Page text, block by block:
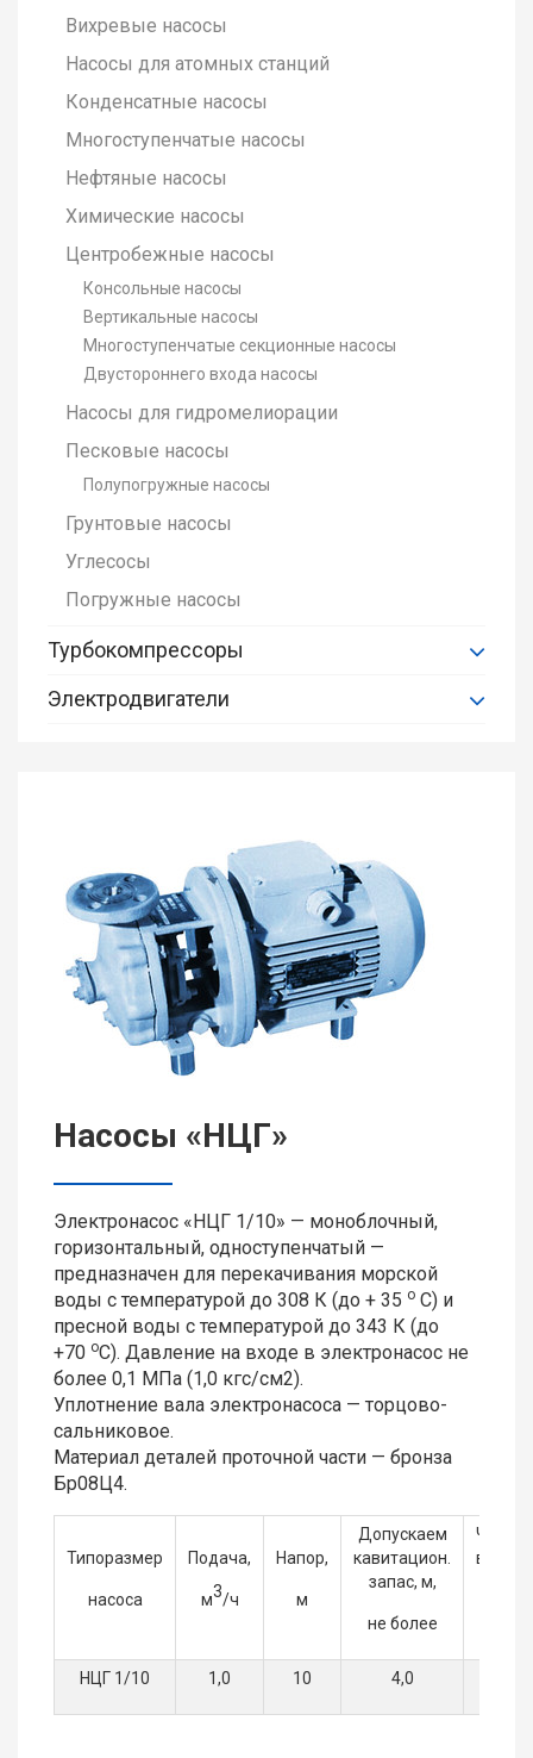
Вихревые насосы
Насосы для атомных станций
Конденсатные насосы
Многоступенчатые насосы
Нефтяные насосы
Химические насосы
Центробежные насосы
Консольные насосы
Вертикальные насосы
Многоступенчатые секционные насосы
Двустороннего входа насосы
Насосы для гидромелиорации
Песковые насосы
Полупогружные насосы
Грунтовые насосы
Углесосы
Погружные насосы
Турбокомпрессоры
Электродвигатели
Общепромышленные асинхронный
электродвигатели
Специализированные асинхронные
электродвигатели
Насосы «НЦГ»
Электронасос «НЦГ 1/10» — моноблочный,
горизонтальный, одноступенчатый —
предназначен для перекачивания морской
воды с температурой до 308 К (до + 35 о С) и
пресной воды с температурой до 343 К (до
+70 оС). Давление на входе в электронасос не
более 0,1 МПа (1,0 кгс/см2).
Уплотнение вала электронасоса — торцово-
сальниковое.
Материал деталей проточной части — бронза
Бр08Ц4.
Типоразмер
насоса
Подача,
м3/ч
Напор,
м
Допускаем
кавитацион.
запас, м,
не более
НЦГ 1/10 1,0 10 4,0